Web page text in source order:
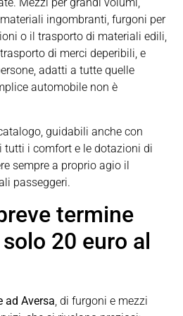
Mezzi per grandi volumi,
ingombranti, furgoni per
o il trasporto di materiali edili,
di merci deperibili, e
adatti a tutte quelle
automobile non è
guidabili anche con
tutti i comfort e le dotazioni di
sempre a proprio agio il
passeggeri.
termine
20 euro al
ad Aversa, di furgoni e mezzi